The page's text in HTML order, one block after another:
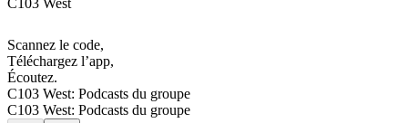
C103 West
Scannez le code,
Téléchargez l’app,
Écoutez.
C103 West: Podcasts du groupe
C103 West: Podcasts du groupe